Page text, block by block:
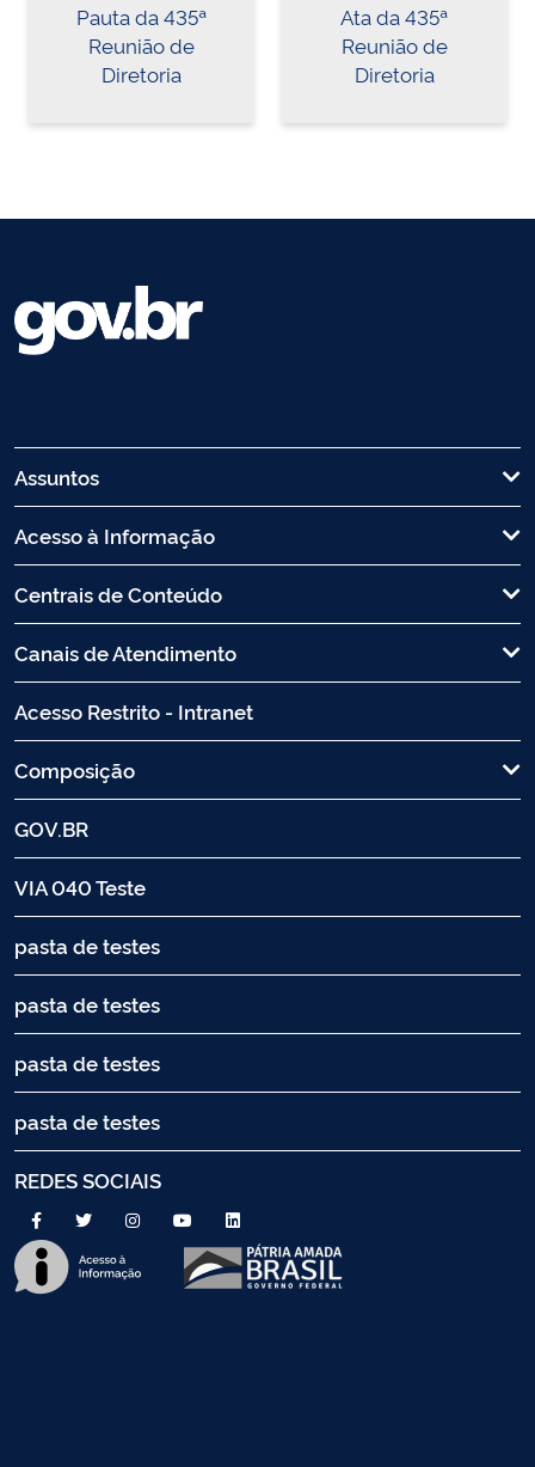
Pauta da 435ª
Reunião de
Diretoria
Ata da 435ª
Reunião de
Diretoria
Assuntos
Acesso à Informação
Centrais de Conteúdo
Canais de Atendimento
Acesso Restrito - Intranet
Composição
GOV.BR
VIA 040 Teste
pasta de testes
pasta de testes
pasta de testes
pasta de testes
REDES SOCIAIS